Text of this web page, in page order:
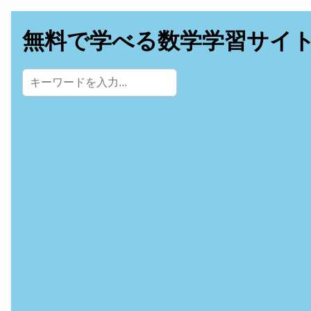
無料で学べる数学学習サイ
サイト内検索